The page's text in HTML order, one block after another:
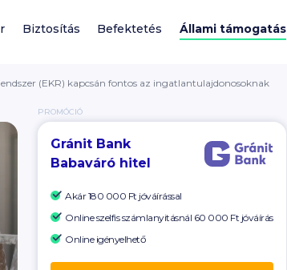
Biztosítás Befektetés Állami támogatás
(EKR) kapcsán fontos az ingatlantulajdonosoknak
PROMÓCIÓ
Gránit Bank
Babaváró hitel
Akár180 000 Ft jóváírással
Online szelfis számlanyitásnál 60 000 Ft jóváírás
Online igényelhető